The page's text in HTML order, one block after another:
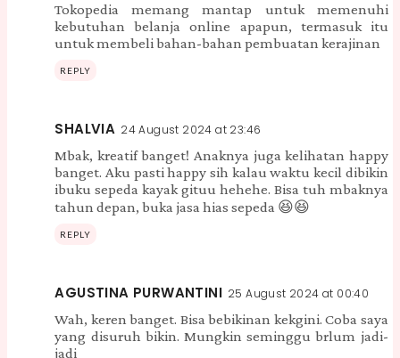
Tokopedia memang mantap untuk memenuhi
kebutuhan belanja online apapun, termasuk itu
untuk membeli bahan-bahan pembuatan kerajinan
REPLY
SHALVIA 24 August 2024 at 23:46
Mbak, kreatif banget! Anaknya juga kelihatan happy
banget. Aku pasti happy sih kalau waktu kecil dibikin
ibuku sepeda kayak gituu hehehe. Bisa tuh mbaknya
tahun depan, buka jasa hias sepeda 😆😆
REPLY
AGUSTINA PURWANTINI 25 August 2024 at 00:40
Wah, keren banget. Bisa bebikinan kekgini. Coba saya
yang disuruh bikin. Mungkin seminggu brlum jadi-
jadi